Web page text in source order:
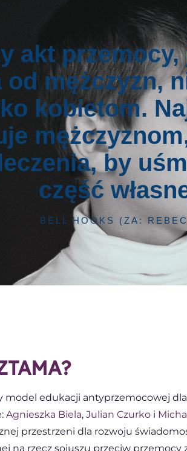
akt
od mężczyzn,
kobietom.
by
część
BELL HOOKS (ZA:
model edukacji antyprzemocowej
Agnieszka Biela, Julian Czurko i
przestrzeni dla rozwoju
na rzecz sojuszu przeciw przemocy